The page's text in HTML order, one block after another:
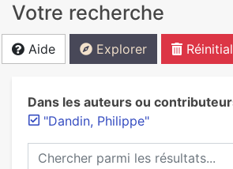
Votre recherche
Aide Explorer
Dans les auteurs ou
"Dandin, Philippe"
Chercher parmi les résultats...